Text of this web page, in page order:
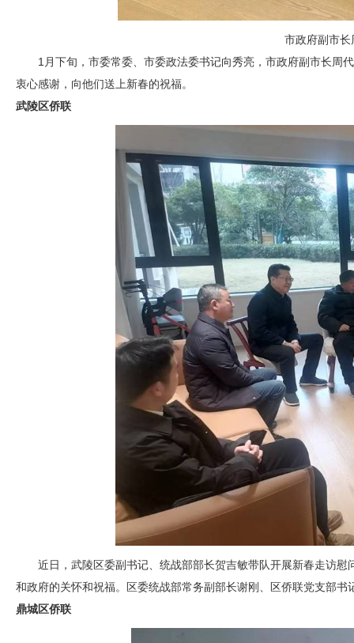
市政府副市
1月下旬，市委常委、市委政法委书记向秀亮，市政府副市长周
衷心感谢，向他们送上新春的祝福。
武陵区侨联
近日，武陵区委副书记、统战部部长贺吉敏带队开展新春走访
和政府的关怀和祝福。区委统战部常务副部长谢刚、区侨联党支部书
鼎城区侨联